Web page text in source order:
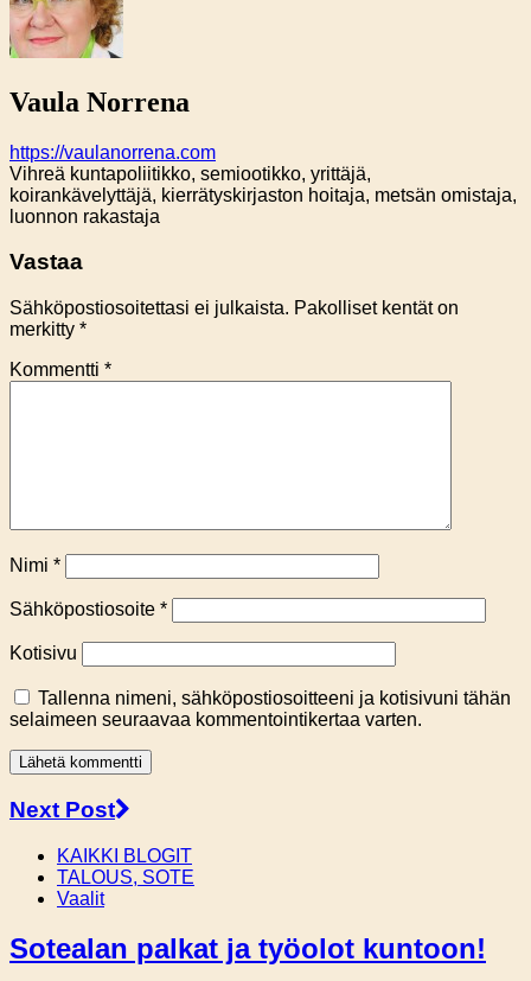
Vaula Norrena
https://vaulanorrena.com
Vihreä kuntapoliitikko, semiootikko, yrittäjä,
koirankävelyttäjä, kierrätyskirjaston hoitaja, metsän omistaja,
luonnon rakastaja
Vastaa
Sähköpostiosoitettasi ei julkaista. Pakolliset kentät on
merkitty *
Kommentti *
Nimi *
Sähköpostiosoite *
Kotisivu
Tallenna nimeni, sähköpostiosoitteeni ja kotisivuni tähän
selaimeen seuraavaa kommentointikertaa varten.
Next Post
KAIKKI BLOGIT
TALOUS, SOTE
Vaalit
Sotealan palkat ja työolot kuntoon!